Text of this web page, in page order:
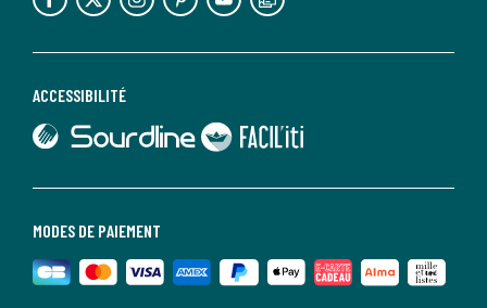
MODES DE PAIEMENT
ACCESSIBILITÉ
lien vers Sourdline
lien vers Faciliti